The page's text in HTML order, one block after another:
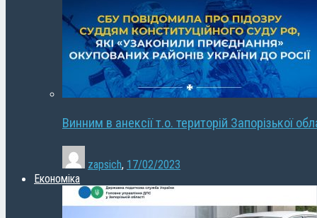
Винним в анексії т.о. територій Запорізької
zapsich, 17/02/2023
Економіка